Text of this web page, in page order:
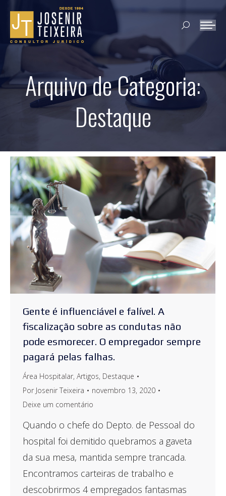
Search:
Arquivo de Categoria:
Destaque
Gente é influenciável e falível. A
fiscalização sobre as condutas não
pode esmorecer. O empregador sempre
pagará pelas falhas.
Área Hospitalar, Artigos, Destaque
Por Josenir Teixeira
novembro 13, 2020
Deixe um comentário
Quando o chefe do Depto. de Pessoal do
hospital foi demitido quebramos a gaveta
da sua mesa, mantida sempre trancada.
Encontramos carteiras de trabalho e
descobrirmos 4 empregados fantasmas